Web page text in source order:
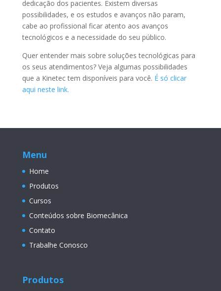
dedicação dos pacientes. Existem diversas
possibilidades, e os estudos e avanços não param,
cabe ao profissional ficar atento aos avanços
tecnológicos e a necessidade do seu público.
Quer entender mais sobre soluções tecnológicas para
os seus atendimentos? Veja algumas possibilidades
que a Kinetec tem disponíveis para você. É só clicar
aqui neste link.
Menu
Home
Produtos
Cursos
Conteúdos sobre Biomecânica
Contato
Trabalhe Conosco
Produtos